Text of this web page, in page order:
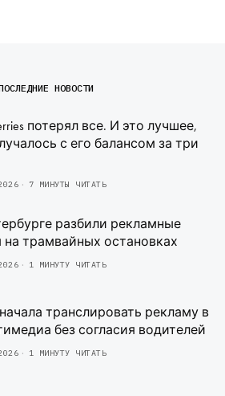
НОВОСТИ
потерял все. И это лучшее,
с его балансом за три
7 МИНУТЫ ЧИТАТЬ
разбили рекламные
трамвайных остановках
1 МИНУТУ ЧИТАТЬ
транслировать рекламу в
без согласия водителей
1 МИНУТУ ЧИТАТЬ